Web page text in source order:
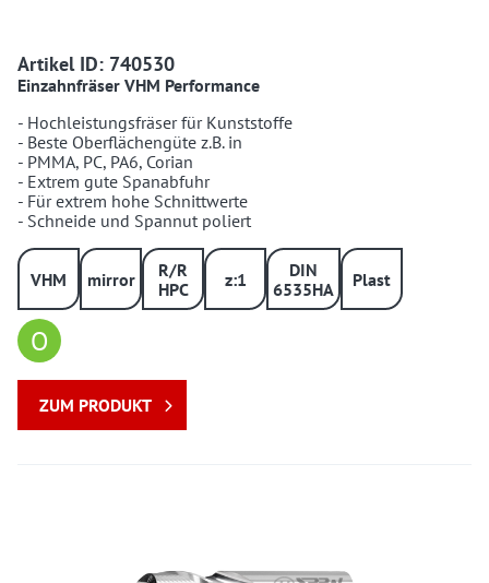
Artikel ID: 740530740530 740530
Einzahnfräser VHM Performance
- Hochleistungsfräser für Kunststoffe
- Beste Oberflächengüte z.B. in
- PMMA, PC, PA6, Corian
- Extrem gute Spanabfuhr
- Für extrem hohe Schnittwerte
- Schneide und Spannut poliert
VHM mirror
R/R
HPC
z:1
DIN
6535HA
Plast
O
ZUM PRODUKT